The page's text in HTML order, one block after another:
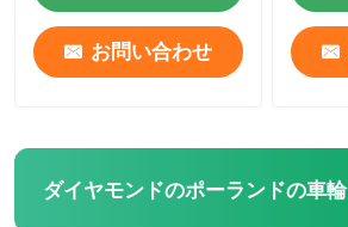
お問い合わせ
ダイヤモンドのポーランドの車輪